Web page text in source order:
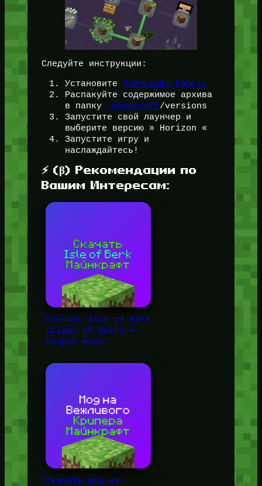
Следуйте инструкции:
Установите
Майнкрафт Fabric
Распакуйте содержимое архива
в папку
.minecraft/versions
Запустите свой лаунчер и
выберите версию » Horizon «
Запустите игру и
наслаждайтесь!
⚡ (β) Рекомендации по
Вашим Интересам:
Скачать Isle of Berk
(Claws of Berk) —
Сборку модо…
Скачать мод на